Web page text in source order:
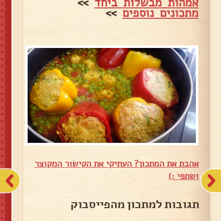
מתכונים נוספים>>
אהבת את המתכון? העתיקי את הקישור המקוצר
ושתפי :)
תגובות למתכון מהפייסבוק